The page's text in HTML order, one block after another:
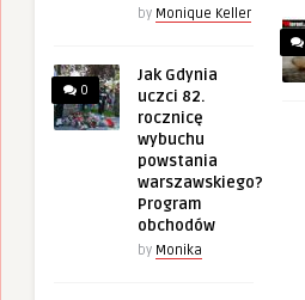
by Monique Keller
0
Jak Gdynia
uczci 82.
rocznicę
wybuchu
powstania
warszawskiego?
Program
obchodów
by Monika